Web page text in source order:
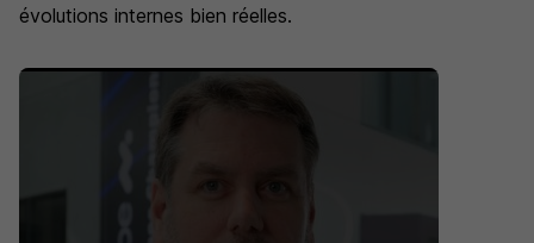
évolutions internes bien réelles.